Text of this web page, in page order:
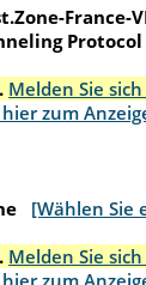
France-
Protocol
Melden Sie
zum
[Wählen Sie
Melden Sie
zum